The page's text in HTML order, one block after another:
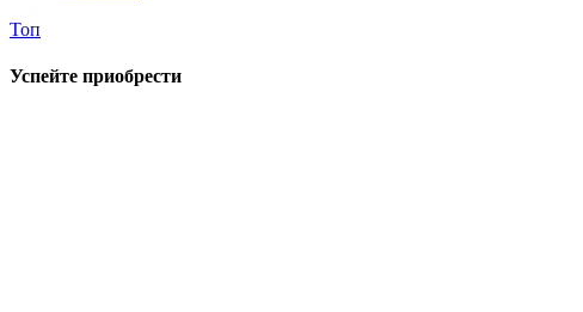
Топ
Успейте приобрести